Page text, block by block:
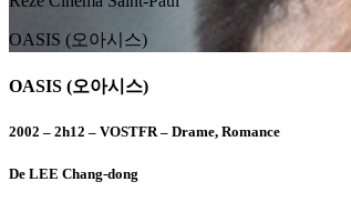
OASIS (오아시스)
OASIS (오아시스)
2002 – 2h12 – VOSTFR – Drame, Romance
De LEE Chang-dong